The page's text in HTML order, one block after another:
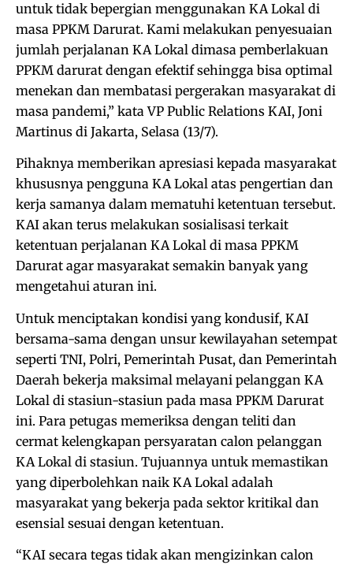
untuk tidak bepergian menggunakan KA Lokal di
masa PPKM Darurat. Kami melakukan penyesuaian
jumlah perjalanan KA Lokal dimasa pemberlakuan
PPKM darurat dengan efektif sehingga bisa optimal
menekan dan membatasi pergerakan masyarakat di
masa pandemi,” kata VP Public Relations KAI, Joni
Martinus di Jakarta, Selasa (13/7).
Pihaknya memberikan apresiasi kepada masyarakat
khususnya pengguna KA Lokal atas pengertian dan
kerja samanya dalam mematuhi ketentuan tersebut.
KAI akan terus melakukan sosialisasi terkait
ketentuan perjalanan KA Lokal di masa PPKM
Darurat agar masyarakat semakin banyak yang
mengetahui aturan ini.
Untuk menciptakan kondisi yang kondusif, KAI
bersama-sama dengan unsur kewilayahan setempat
seperti TNI, Polri, Pemerintah Pusat, dan Pemerintah
Daerah bekerja maksimal melayani pelanggan KA
Lokal di stasiun-stasiun pada masa PPKM Darurat
ini. Para petugas memeriksa dengan teliti dan
cermat kelengkapan persyaratan calon pelanggan
KA Lokal di stasiun. Tujuannya untuk memastikan
yang diperbolehkan naik KA Lokal adalah
masyarakat yang bekerja pada sektor kritikal dan
esensial sesuai dengan ketentuan.
“KAI secara tegas tidak akan mengizinkan calon